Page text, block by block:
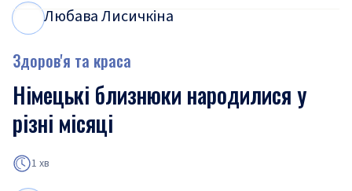
Любава Лисичкіна
Здоров'я та краса
Німецькі близнюки народилися у
різні місяці
1 хв